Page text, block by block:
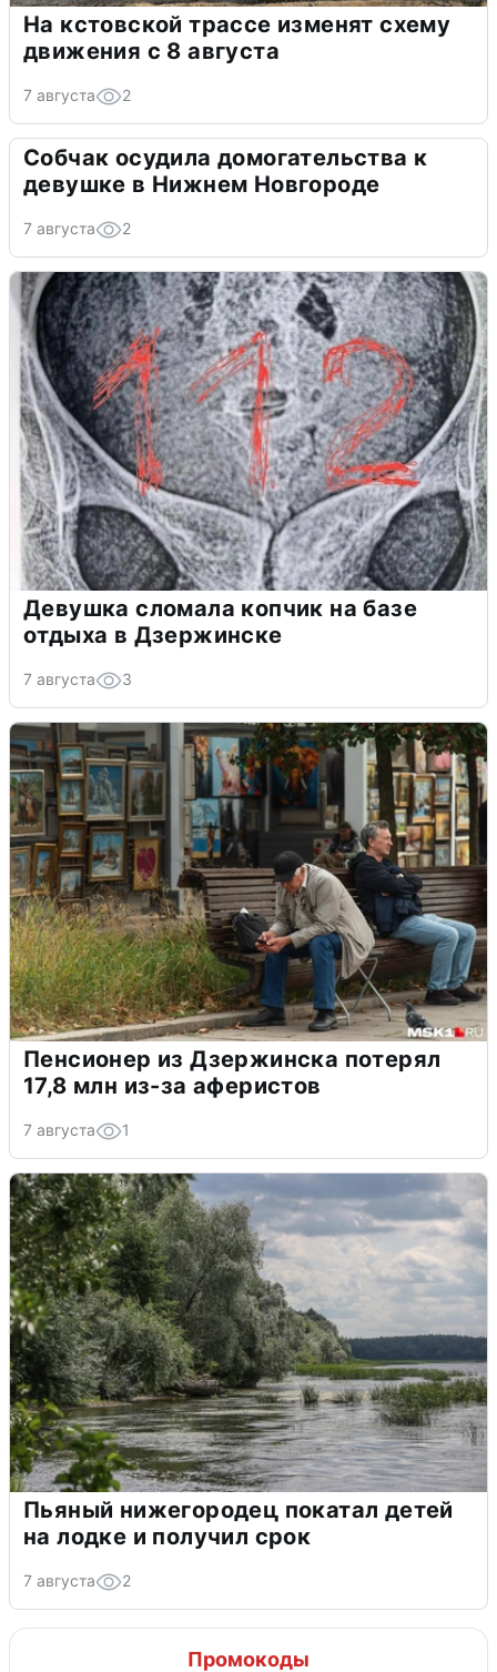
На кстовской трассе изменят схему
движения с 8 августа
7 августа 2
Собчак осудила домогательства к
девушке в Нижнем Новгороде
7 августа 2
Девушка сломала копчик на базе
отдыха в Дзержинске
7 августа 3
Пенсионер из Дзержинска потерял
17,8 млн из-за аферистов
7 августа 1
Пьяный нижегородец покатал детей
на лодке и получил срок
7 августа 2
Промокоды